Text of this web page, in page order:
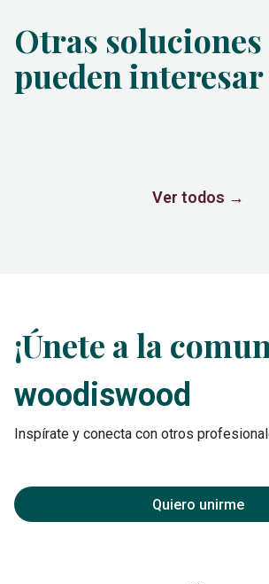
Otras soluciones
pueden interesar
Ver todos →
¡Únete a la
woodiswood
Inspírate y conecta con otros
Quiero unirme